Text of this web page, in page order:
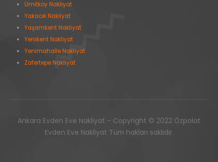
Ümitköy Nakliyat
Yakacık Nakliyat
Yaşamkent Nakliyat
Yenikent Nakliyat
Yenimahalle Nakliyat
Zafertepe Nakliyat
Ankara Evden Eve Nakliyat - Copyright © 2022 Özpolat
Evden Eve Nakliyat Tüm hakları saklıdır.